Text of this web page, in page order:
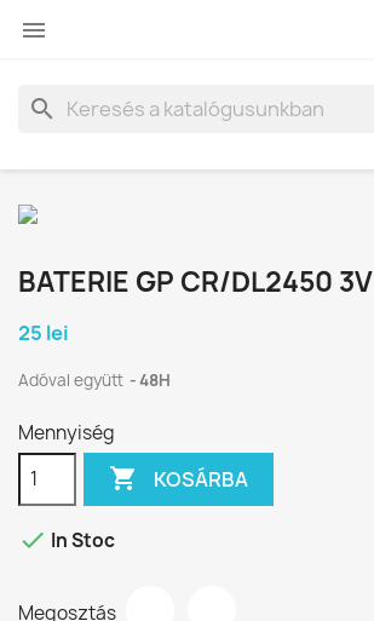

search
BATERIE GP CR/DL2450 3V
25 lei
Adóval együtt 48H
Mennyiség
 KOSÁRBA
 In Stoc
Megosztás